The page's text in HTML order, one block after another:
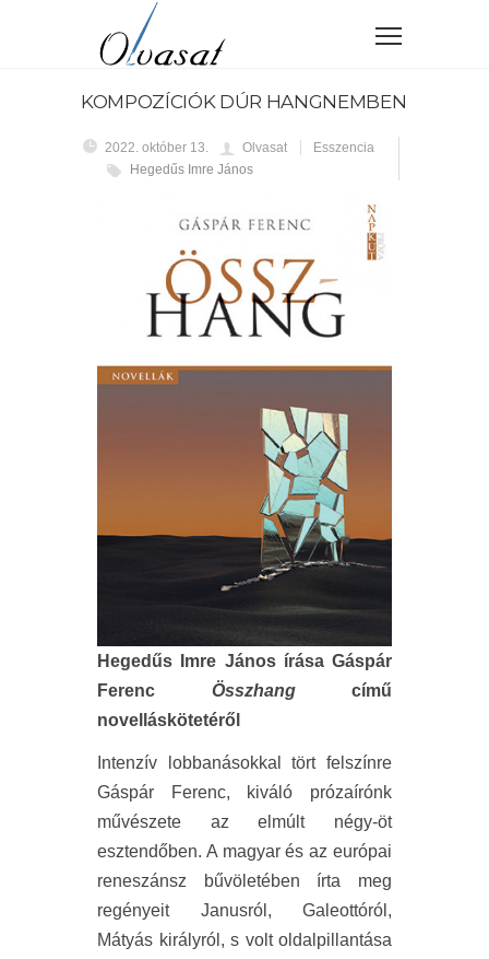
KOMPOZÍCIÓK DÚR HANGNEMBEN
2022. október 13. Olvasat
Esszencia
Hegedűs Imre János
Hegedűs Imre János írása Gáspár
Ferenc Összhangcímű
novelláskötetéről
Intenzív lobbanásokkal tört felszínre
Gáspár Ferenc, kiváló prózaírónk
művészete az elmúlt négy-öt
esztendőben. A magyar és az európai
reneszánsz bűvöletében írta meg
regényeit Janusról, Galeottóról,
Mátyás királyról, s volt oldalpillantása